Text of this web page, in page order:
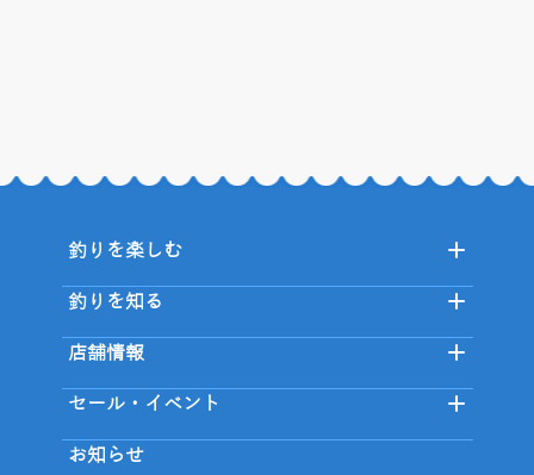
釣りを楽しむ
釣りを知る
店舗情報
セール・イベント
お知らせ